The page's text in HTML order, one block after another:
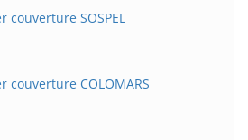
SOSPEL
couverture COLOMARS